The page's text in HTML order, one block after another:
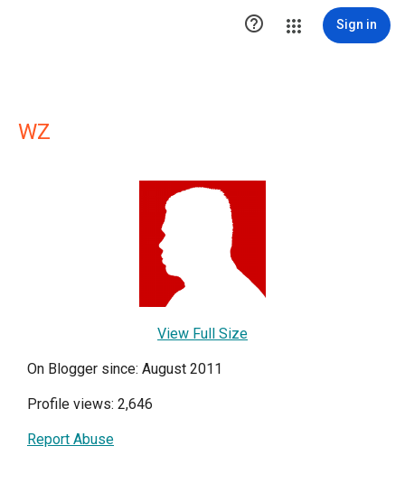
 Sign in
WZ
View Full Size
On Blogger since: August 2011
Profile views: 2,646
Report Abuse